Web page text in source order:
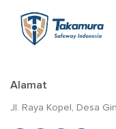
Alamat
Jl. Raya Kopel, Desa